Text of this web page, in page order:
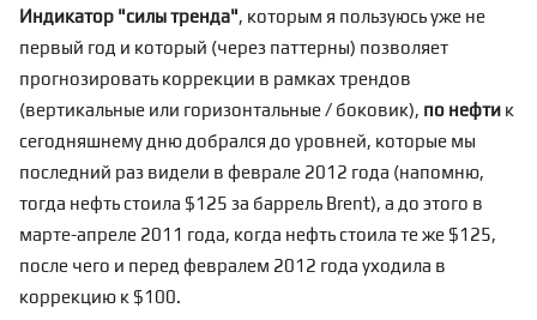
Индикатор "силы тренда", которым я пользуюсь уже не
первый год и который (через паттерны) позволяет
прогнозировать коррекции в рамках трендов
(вертикальные или горизонтальные / боковик), по нефти к
сегодняшнему дню добрался до уровней, которые мы
последний раз видели в феврале 2012 года (напомню,
тогда нефть стоила $125 за баррель Brent), а до этого в
марте-апреле 2011 года, когда нефть стоила те же $125,
после чего и перед февралем 2012 года уходила в
коррекцию к $100.